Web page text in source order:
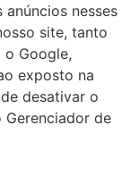
nesses
site, tanto
Google,
exposto na
desativar o
Gerenciador de